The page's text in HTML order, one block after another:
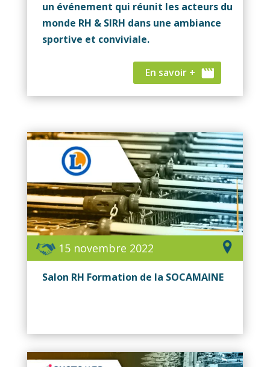
un événement qui réunit les acteurs du
monde RH & SIRH dans une ambiance
sportive et conviviale.
En savoir +
15 novembre 2022
Salon RH Formation de la SOCAMAINE